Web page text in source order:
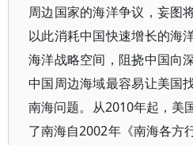
周边国家的海洋争议，妄图
以此消耗中国快速增长的海
海洋战略空间，阻挠中国向
中国周边海域最容易让美国
南海问题。从2010年起，美
了南海自2002年《南海各方